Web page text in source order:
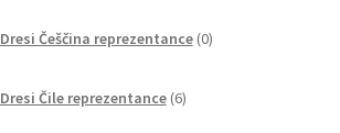
Dresi Češčina reprezentance 0izdelkov
Dresi Čile reprezentance 6izdelkov